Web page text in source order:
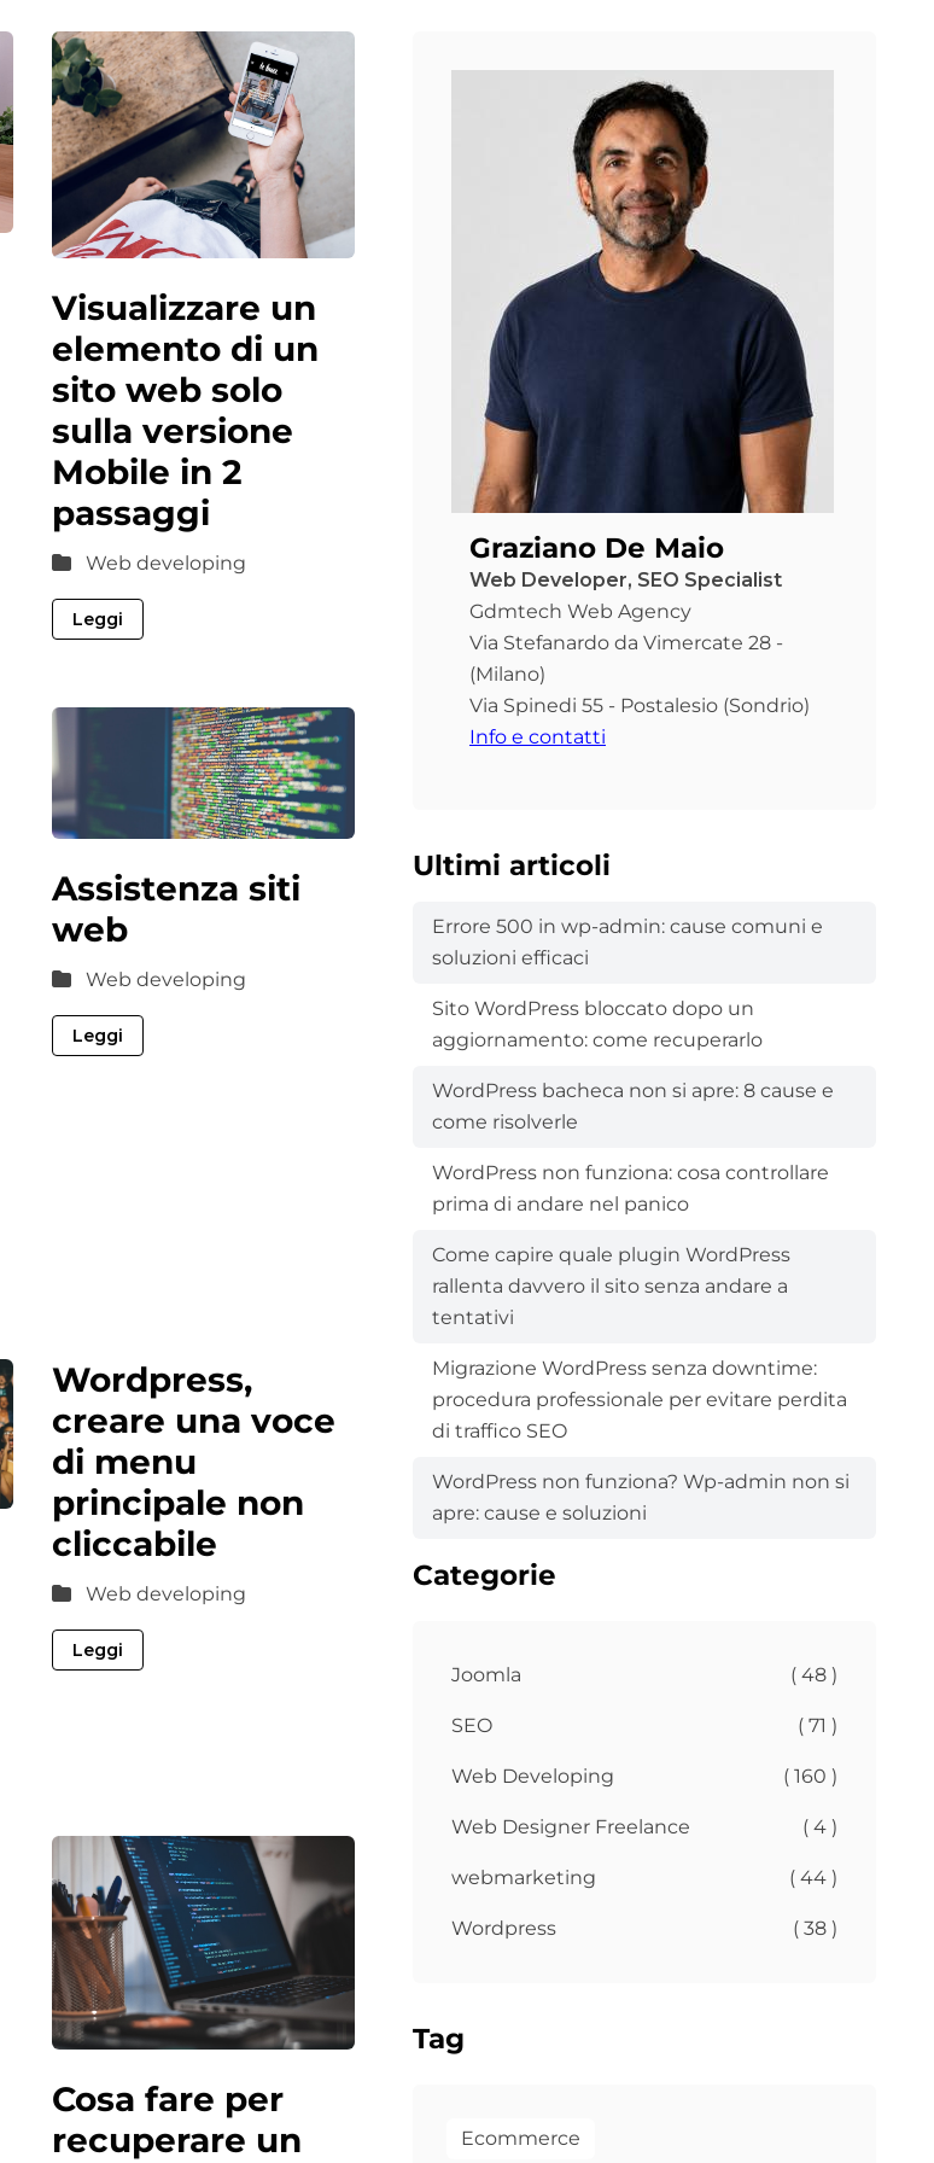
Visualizzare un
elemento di un
sito web solo
sulla versione
Mobile in 2
passaggi
Web developing
Leggi
Assistenza siti
web
Web developing
Leggi
Wordpress,
creare una voce
di menu
principale non
cliccabile
Web developing
Leggi
Cosa fare per
recuperare un
Graziano De Maio
Web Developer, SEO Specialist
Gdmtech Web Agency
Via Stefanardo da Vimercate 28 -
(Milano)
Via Spinedi 55 - Postalesio (Sondrio)
Info e contatti
Ultimi articoli
Errore 500 in wp-admin: cause comuni e
soluzioni efficaci
Sito WordPress bloccato dopo un
aggiornamento: come recuperarlo
WordPress bacheca non si apre: 8 cause e
come risolverle
WordPress non funziona: cosa controllare
prima di andare nel panico
Come capire quale plugin WordPress
rallenta davvero il sito senza andare a
tentativi
Migrazione WordPress senza downtime:
procedura professionale per evitare perdita
di traffico SEO
WordPress non funziona? Wp-admin non si
apre: cause e soluzioni
Categorie
Joomla ( 48 )
SEO ( 71 )
Web Developing ( 160 )
Web Designer Freelance ( 4 )
webmarketing ( 44 )
Wordpress ( 38 )
Tag
Ecommerce